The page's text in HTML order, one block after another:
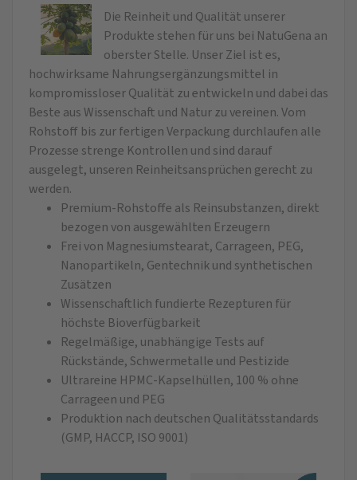
Die Reinheit und Qualität unserer
Produkte stehen für uns bei NatuGena an
oberster Stelle. Unser Ziel ist es,
hochwirksame Nahrungsergänzungsmittel in
kompromissloser Qualität zu entwickeln und dabei das
Beste aus Wissenschaft und Natur zu vereinen. Vom
Rohstoff bis zur fertigen Verpackung durchlaufen alle
Prozesse strenge Kontrollen und sind darauf
ausgelegt, unseren Reinheitsansprüchen gerecht zu
werden.
Premium-Rohstoffe als Reinsubstanzen, direkt
bezogen von ausgewählten Erzeugern
Frei von Magnesiumstearat, Carrageen, PEG,
Nanopartikeln, Gentechnik und synthetischen
Zusätzen
Wissenschaftlich fundierte Rezepturen für
höchste Bioverfügbarkeit
Regelmäßige, unabhängige Tests auf
Rückstände, Schwermetalle und Pestizide
Ultrareine HPMC-Kapselhüllen, 100 % ohne
Carrageen und PEG
Produktion nach deutschen Qualitätsstandards
(GMP, HACCP, ISO 9001)